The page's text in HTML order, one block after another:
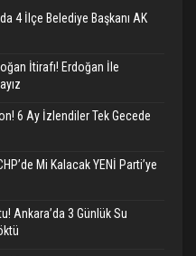
4 İlçe Belediye Başkanı AK
İtirafı! Erdoğan İle
6 Ay İzlendiler Tek Gecede
Mi Kalacak YENİ Parti’ye
Ankara’da 3 Günlük Su